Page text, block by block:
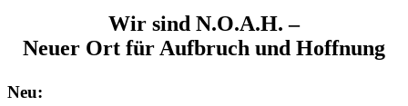
Wir sind N.O.A.H. –
Neuer Ort für Aufbruch und Hoffnung
Neu: